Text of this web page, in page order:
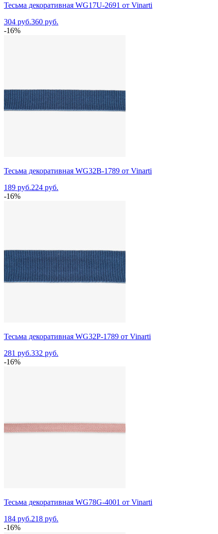
Тесьма декоративная WG17U-2691 от Vinarti
304 руб.360 руб.
-16%
Тесьма декоративная WG32B-1789 от Vinarti
189 руб.224 руб.
-16%
Тесьма декоративная WG32P-1789 от Vinarti
281 руб.332 руб.
-16%
Тесьма декоративная WG78G-4001 от Vinarti
184 руб.218 руб.
-16%